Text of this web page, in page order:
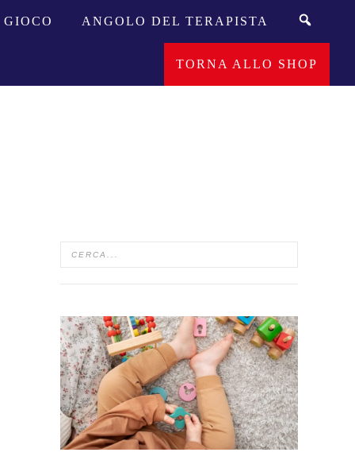
GIOCO ANGOLO DEL TERAPISTA
TORNA ALLO SHOP